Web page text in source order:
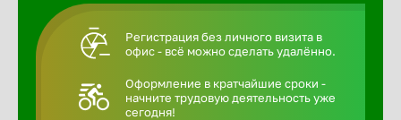
Регистрация без личного визита в
офис - всё можно сделать удалённо.
Оформление в кратчайшие сроки -
начните трудовую деятельность уже
сегодня!